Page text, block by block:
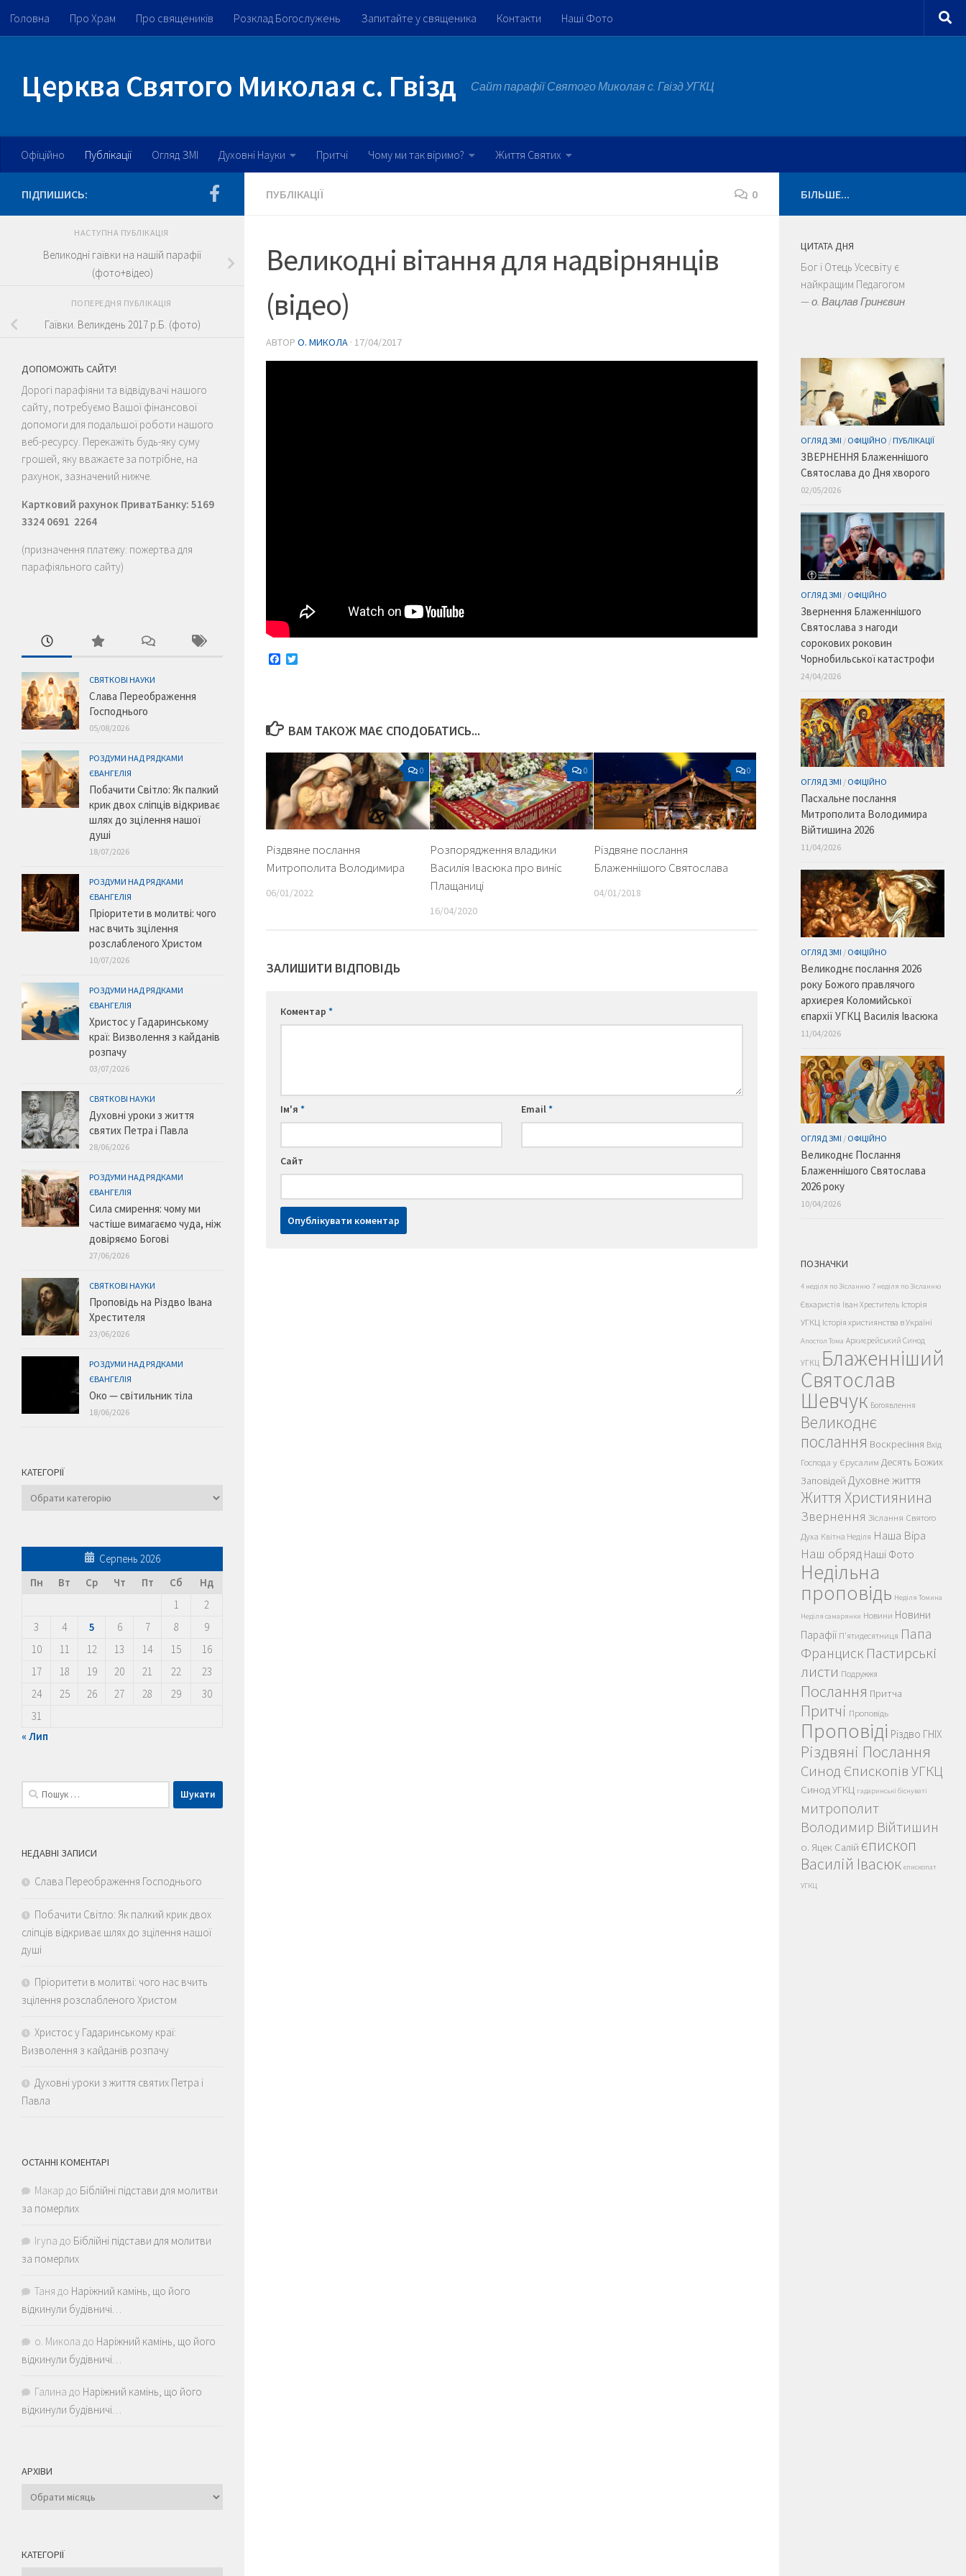
Skip to content
Головна Про Храм Про священиків Розклад Богослужень Запитайте у священика Контакти Наші Фото
Церква Святого Миколая с. Гвізд Сайт парафії Святого Миколая с. Гвізд УГКЦ
Офіційно Публікації Огляд ЗМІ Духовні Науки Притчі Чому ми так віримо? Життя Святих
ПУБЛІКАЦІЇ 0
Великодні вітання для надвірнянців
(відео)
АВТОР О. МИКОЛА · 17/04/2017
Facebook
ВАМ ТАКОЖ МАЄ СПОДОБАТИСЬ...
0
Різдвяне послання
Митрополита Володимира
06/01/2022
0
Розпорядження владики
Василія Івасюка про виніс
Плащаниці
16/04/2020
0
Різдвяне послання
Блаженнішого Святослава
04/01/2018
ЗАЛИШИТИ ВІДПОВІДЬ
Коментар *
Ім'я * Email*
Сайт
ПІДПИШИСЬ:
НАСТУПНА ПУБЛІКАЦІЯ
Великодні гаївки на нашій парафії
(фото+відео)
ПОПЕРЕДНЯ ПУБЛІКАЦІЯ
Гаївки. Великдень 2017 р.Б. (фото)
ДОПОМОЖІТЬ САЙТУ!
Дорогі парафіяни та відвідувачі нашого
сайту, потребуємо Вашої фінансової
допомоги для подальшої роботи нашого
веб-ресурсу. Перекажіть будь-яку суму
грошей, яку вважаєте за потрібне, на
рахунок, зазначений нижче.
Картковий рахунок ПриватБанку: 5169
3324 0691 2264
(призначення платежу: пожертва для
парафіяльного сайту)
СВЯТКОВІ НАУКИ
Слава Переображення
Господнього
05/08/2026
РОЗДУМИ НАД РЯДКАМИ
ЄВАНГЕЛІЯ
Побачити Світло: Як палкий
крик двох сліпців відкриває
шлях до зцілення нашої
душі
18/07/2026
РОЗДУМИ НАД РЯДКАМИ
ЄВАНГЕЛІЯ
Пріоритети в молитві: чого
нас вчить зцілення
розслабленого Христом
10/07/2026
РОЗДУМИ НАД РЯДКАМИ
ЄВАНГЕЛІЯ
Христос у Гадаринському
краї: Визволення з кайданів
розпачу
03/07/2026
СВЯТКОВІ НАУКИ
Духовні уроки з життя
святих Петра і Павла
28/06/2026
РОЗДУМИ НАД РЯДКАМИ
ЄВАНГЕЛІЯ
Сила смирення: чому ми
частіше вимагаємо чуда, ніж
довіряємо Богові
27/06/2026
СВЯТКОВІ НАУКИ
Проповідь на Різдво Івана
Хрестителя
23/06/2026
РОЗДУМИ НАД РЯДКАМИ
ЄВАНГЕЛІЯ
Око — світильник тіла
18/06/2026
КАТЕГОРІЇ
Категорії
Серпень 2026
Пн
Вт Ср Чт Пт Сб
Нд
1
2
3
4 5 6 7 8
9
10
11 12 13 14 15
16
17
18 19 20 21 22
23
24
25 26 27 28 29
30
31
« Лип
Пошук:
НЕДАВНІ ЗАПИСИ
Слава Переображення Господнього
Побачити Світло: Як палкий крик двох
сліпців відкриває шлях до зцілення нашої
душі
Пріоритети в молитві: чого нас вчить
зцілення розслабленого Христом
Христос у Гадаринському краї:
Визволення з кайданів розпачу
Духовні уроки з життя святих Петра і
Павла
ОСТАННІ КОМЕНТАРІ
Макар до Біблійні підстави для молитви
за померлих
Iryna до Біблійні підстави для молитви
за померлих
Таня до Наріжний камінь, що його
відкинули будівничі…
о. Микола до Наріжний камінь, що його
відкинули будівничі…
Галина до Наріжний камінь, що його
відкинули будівничі…
АРХІВИ
Архіви
КАТЕГОРІЇ
БІЛЬШЕ...
ЦИТАТА ДНЯ
Бог і Отець Усесвіту є
найкращим Педагогом
—о. Вацлав Гринєвин
ОГЛЯД ЗМІ / ОФІЦІЙНО /ПУБЛІКАЦІЇ
ЗВЕРНЕННЯ Блаженнішого
Святослава до Дня хворого
02/05/2026
ОГЛЯД ЗМІ / ОФІЦІЙНО
Звернення Блаженнішого
Святослава з нагоди
сорокових роковин
Чорнобильської катастрофи
24/04/2026
ОГЛЯД ЗМІ / ОФІЦІЙНО
Пасхальне послання
Митрополита Володимира
Війтишина 2026
11/04/2026
ОГЛЯД ЗМІ / ОФІЦІЙНО
Великоднє послання 2026
року Божого правлячого
архиєрея Коломийської
єпархії УГКЦ Василія Івасюка
11/04/2026
ОГЛЯД ЗМІ / ОФІЦІЙНО
Великоднє Послання
Блаженнішого Святослава
2026 року
10/04/2026
ПОЗНАЧКИ
4 неділя по Зісланню 7 неділя по Зісланню
Євхаристія Іван Хреститель Історія
УГКЦ Історія християнства в Україні
Апостол Тома Архиєрейський Синод
УГКЦ Блаженніший
Святослав
Шевчук Богоявлення
Великоднє
послання Воскресіння Вхід
Господа у Єрусалим Десять Божих
Заповідей Духовне життя
Життя Християнина
Звернення Зіслання Святого
Духа Квітна Неділя Наша Віра
Наш обряд Наші Фото
Недільна
проповідь Неділя Томина
Неділя самарянки Новини Новини
Парафії П'ятидесятниця Папа
Франциск Пастирські
листи Подружжя
Послання Притча
Притчі Проповідь
Проповіді Різдво ГНІХ
Різдвяні Послання
Синод Єпископів УГКЦ
Синод УГКЦ гадаринські біснуваті
митрополит
Володимир Війтишин
о. Яцек Салій єпископ
Василій Івасюк єпископат
УГКЦ